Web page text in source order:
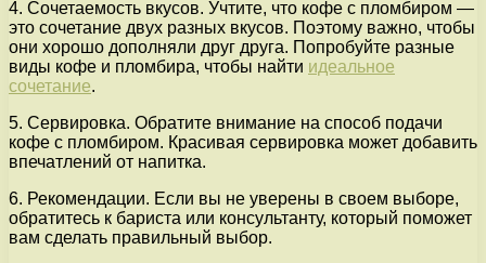
4. Сочетаемость вкусов. Учтите, что кофе с пломбиром —
это сочетание двух разных вкусов. Поэтому важно, чтобы
они хорошо дополняли друг друга. Попробуйте разные
виды кофе и пломбира, чтобы найти идеальное
сочетание.
5. Сервировка. Обратите внимание на способ подачи
кофе с пломбиром. Красивая сервировка может добавить
впечатлений от напитка.
6. Рекомендации. Если вы не уверены в своем выборе,
обратитесь к бариста или консультанту, который поможет
вам сделать правильный выбор.